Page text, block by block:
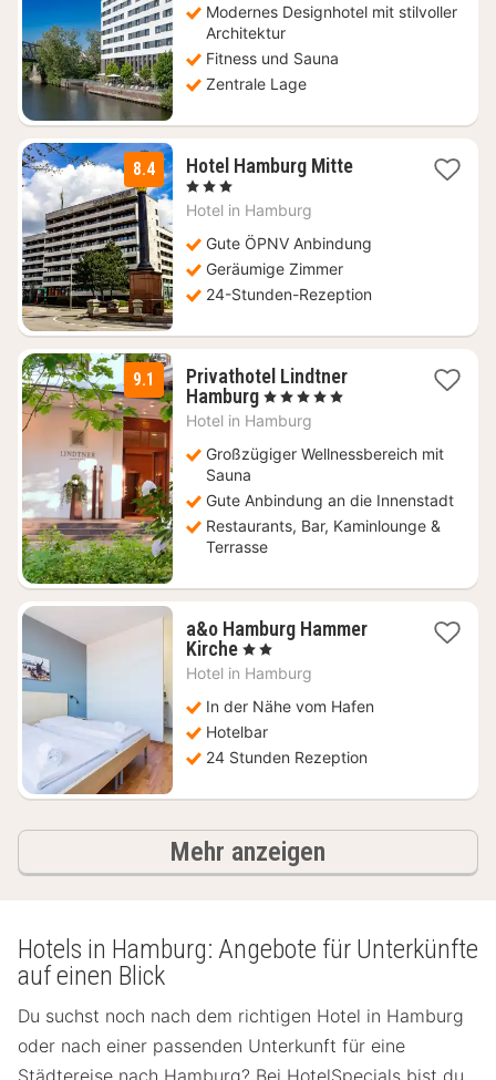
119
Modernes Designhotel mit stilvoller
Architektur
Fitness und Sauna
Zentrale Lage
8.4 Hotel Hamburg Mitte1
€
, 3 Sterne
Hotel in Hamburg
Gute ÖPNV Anbindung
Geräumige Zimmer
24-Stunden-Rezeption
9.1
Privathotel Lindtner
Hamburg1
Nacht
149
, 5 Sterne
Hotel in Hamburg
Großzügiger Wellnessbereich mit
Sauna
Gute Anbindung an die Innenstadt
Restaurants, Bar, Kaminlounge &
Terrasse
a&o Hamburg Hammer
Kirche2
Nächte
83,03
€
, 2 Sterne
Hotel in Hamburg
In der Nähe vom Hafen
Hotelbar
24 Stunden Rezeption
Mehr anzeigen
Hotels in Hamburg: Angebote für Unterkünfte
auf einen Blick
Du suchst noch nach dem richtigen Hotel in Hamburg
oder nach einer passenden Unterkunft für eine